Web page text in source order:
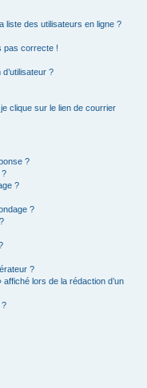
liste des utilisateurs en ligne ?
pas correcte !
?
clique sur le lien de courrier
?
?
?
?
?
lors de la rédaction d’un
?